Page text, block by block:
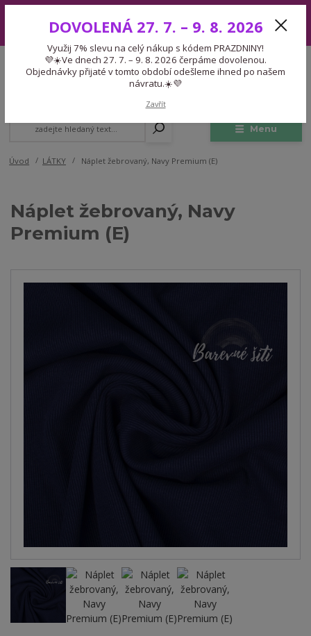
7. – 9. 8. 2026 čerpáme dovolenou. Objednávky přijaté v tomto období
odešleme ihned po našem návratu.☀️💜
Menu
CZK
Expedice 775 866 913
Po-Čt 9-15:30 Pá 9-14:30 Pauza 13-13:45
Úvod LÁTKY Náplet žebrovaný, Navy Premium (E)
Náplet žebrovaný, Navy
Premium (E)
DOVOLENÁ 27. 7. – 9. 8. 2026
Využij 7% slevu na celý nákup s kódem PRAZDNINY!
💜☀️Ve dnech 27. 7. – 9. 8. 2026 čerpáme dovolenou.
Objednávky přijaté v tomto období odešleme ihned po našem
návratu.☀️💜
Zavřít